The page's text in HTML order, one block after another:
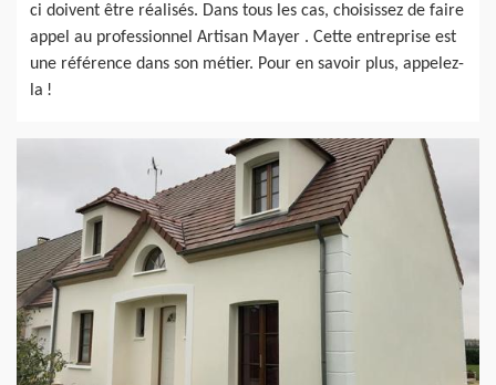
ci doivent être réalisés. Dans tous les cas, choisissez de faire
appel au professionnel Artisan Mayer . Cette entreprise est
une référence dans son métier. Pour en savoir plus, appelez-
la !